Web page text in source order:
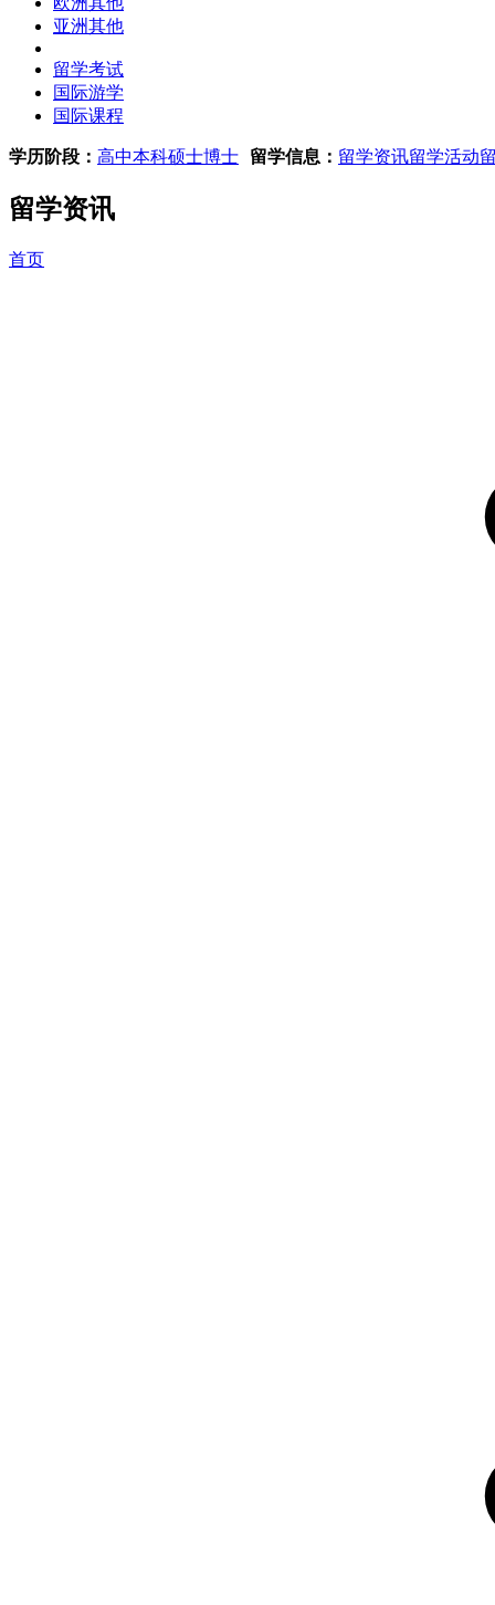
亚洲其他
留学考试
国际游学
国际课程
学历阶段： 高中本科硕士博士 留学信息： 留学资讯留学活动
留学资讯
首页